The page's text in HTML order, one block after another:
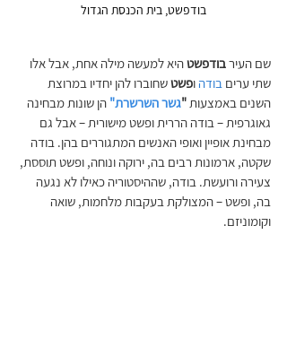
בודפשט, בית הכנסת הגדול
שם העיר בודפשט היא למעשה מילה אחת, אבל אלו
שתי ערים בודה ופשט שחוברו להן יחדיו במרוצת
השנים באמצעות "גשר השרשרת" הן שונות מבחינה
גאוגרפית – בודה הררית ופשט מישורית – אבל גם
מבחינת אופיין ואופי האנשים המתגוררים בהן. בודה
שקטה, ארמונות רבים בה, ירוקה ונוחה, ופשט תוססת,
צעירה ורועשת. בודה, שההיסטוריה כאילו לא נגעה
בה, ופשט – המצולקת בעקבות מלחמות, שואה
וקומוניזם.